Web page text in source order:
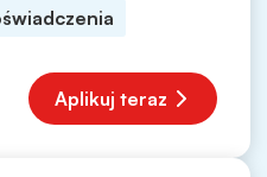
Aplikuj teraz